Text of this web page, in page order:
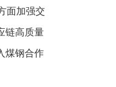
面加强交
链高质量
煤钢合作